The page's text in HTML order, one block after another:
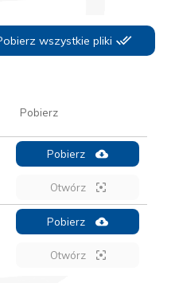
wszystkie pliki
Pobierz
Pobierz
Otwórz
Pobierz
Otwórz